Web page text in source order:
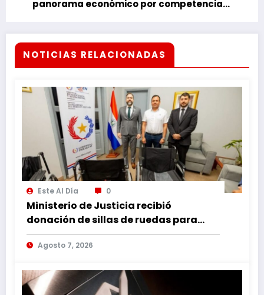
panorama económico por competencia
NOTICIAS RELACIONADAS
Este Al Día 0
Ministerio de Justicia recibió
donación de sillas de ruedas para
internos vulnerables
Agosto 7, 2026